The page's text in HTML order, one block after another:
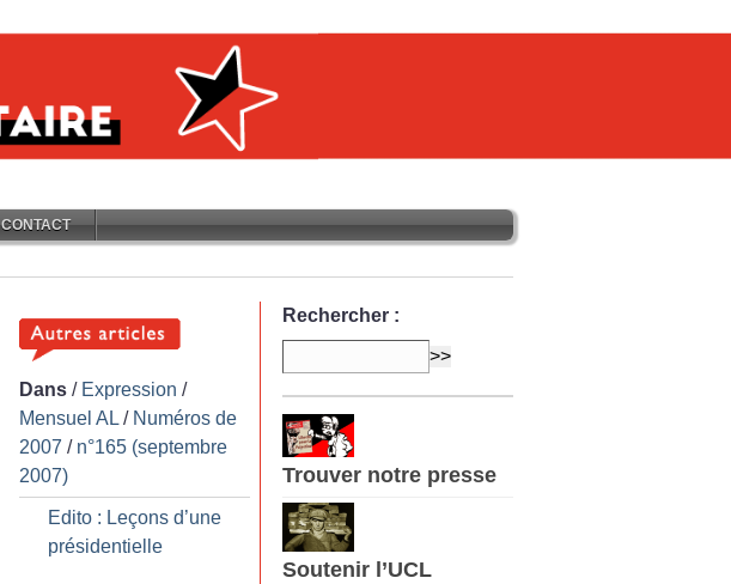
CONTACT
Dans / Expression /
Mensuel AL / Numéros de
2007 / n°165 (septembre
2007)
Edito : Leçons d’une
présidentielle
Rechercher :
Trouver notre presse
Soutenir l’UCL